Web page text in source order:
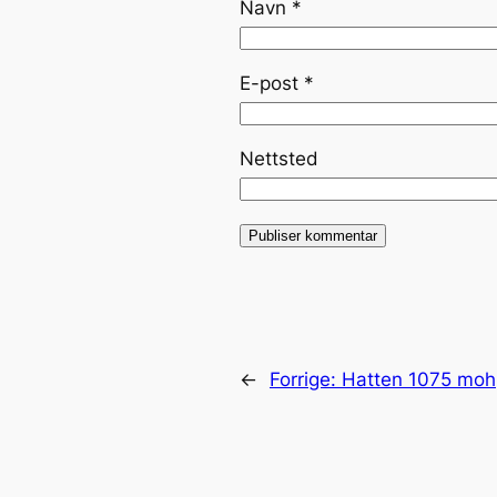
Navn *
E-post *
Nettsted
← Forrige: Hatten 1075 moh